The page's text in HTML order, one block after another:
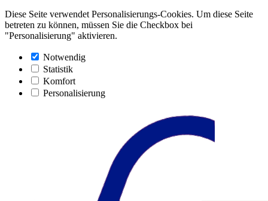
Diese Seite verwendet Personalisierungs-Cookies. Um diese Seite
betreten zu können, müssen Sie die Checkbox bei
"Personalisierung" aktivieren.
Notwendig
Statistik
Komfort
Personalisierung